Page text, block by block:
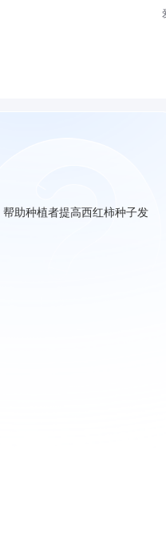
助种植者提高西红柿种子发